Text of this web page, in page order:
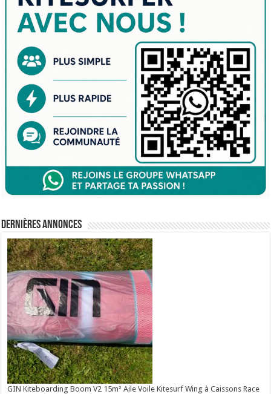
Dernières annonces
GIN Kiteboarding Boom V2 15m² Aile Voile Kitesurf Wing à Caissons Race